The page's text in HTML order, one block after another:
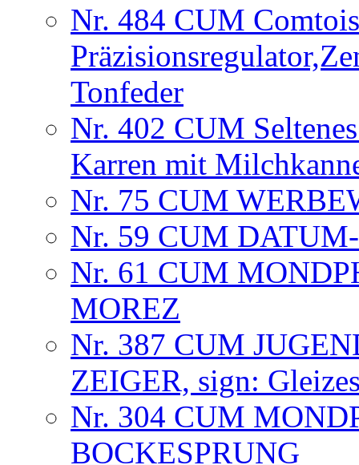
Nr. 484 CUM
Tonfeder
Nr. 402 CUM
Karren mit
Nr. 75 CUM
Nr. 59 CUM
Nr. 61 CUM
MOREZ
Nr. 387 CUM
ZEIGER, sign:
Nr. 304 CUM
BOCKESPRUNG